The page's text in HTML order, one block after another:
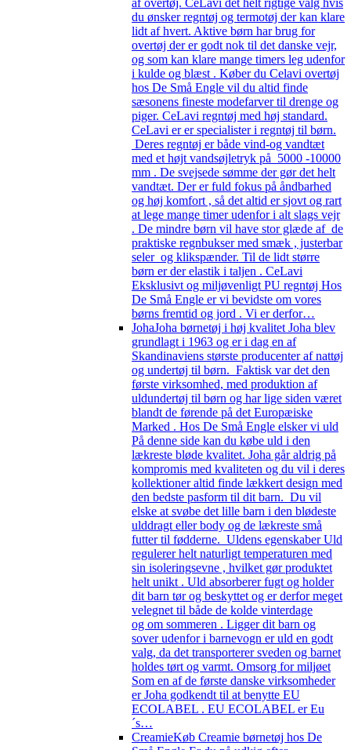
du ønsker regntøj og termotøj der kan klare
lidt af hvert. Aktive børn har brug for
overtøj der er godt nok til det danske vejr,
og som kan klare mange timers leg udenfor
i kulde og blæst . Køber du Celavi overtøj
hos De Små Engle vil du altid finde
sæsonens fineste modefarver til drenge og
piger. CeLavi regntøj med høj standard.
CeLavi er er specialister i regntøj til børn.
Deres regntøj er både vind-og vandtæt
med et højt vandsøjletryk på 5000 -10000
mm . De svejsede sømme der gør det helt
vandtæt. Der er fuld fokus på åndbarhed
og høj komfort , så det altid er sjovt og rart
at lege mange timer udenfor i alt slags vejr
. De mindre børn vil have stor glæde af de
praktiske regnbukser med smæk , justerbar
seler og klikspænder. Til de lidt større
børn er der elastik i taljen . CeLavi
Eksklusivt og miljøvenligt PU regntøj Hos
De Små Engle er vi bevidste om vores
børns fremtid og jord . Vi er derfor…
JohaJoha børnetøj i høj kvalitet Joha blev
grundlagt i 1963 og er i dag en af
Skandinaviens største producenter af nattøj
og undertøj til børn. Faktisk var det den
første virksomhed, med produktion af
uldundertøj til børn og har lige siden været
blandt de førende på det Europæiske
Marked . Hos De Små Engle elsker vi uld
På denne side kan du købe uld i den
lækreste bløde kvalitet. Joha går aldrig på
kompromis med kvaliteten og du vil i deres
kollektioner altid finde lækkert design med
den bedste pasform til dit barn. Du vil
elske at svøbe det lille barn i den blødeste
ulddragt eller body og de lækreste små
futter til fødderne. Uldens egenskaber Uld
regulerer helt naturligt temperaturen med
sin isoleringsevne , hvilket gør produktet
helt unikt . Uld absorberer fugt og holder
dit barn tør og beskyttet og er derfor meget
velegnet til både de kolde vinterdage
og om sommeren . Ligger dit barn og
sover udenfor i barnevogn er uld en godt
valg, da det transporterer sveden og barnet
holdes tørt og varmt. Omsorg for miljøet
Som en af de første danske virksomheder
er Joha godkendt til at benytte EU
ECOLABEL . EU ECOLABEL er Eu
´s…
CreamieKøb Creamie børnetøj hos De